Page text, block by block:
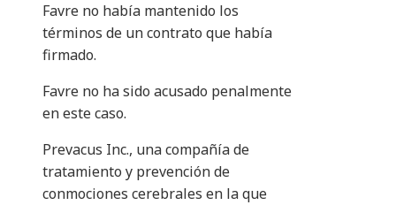
Favre no había mantenido los
términos de un contrato que había
firmado.
Favre no ha sido acusado penalmente
en este caso.
Prevacus Inc., una compañía de
tratamiento y prevención de
conmociones cerebrales en la que